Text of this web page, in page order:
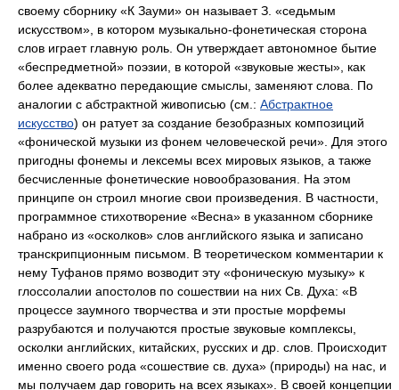
своему сборнику «К Зауми» он называет З. «седьмым
искусством», в котором музыкально-фонетическая сторона
слов играет главную роль. Он утверждает автономное бытие
«беспредметной» поэзии, в которой «звуковые жесты», как
более адекватно передающие смыслы, заменяют слова. По
аналогии с абстрактной живописью (см.: Абстрактное
искусство) он ратует за создание безобразных композиций
«фонической музыки из фонем человеческой речи». Для этого
пригодны фонемы и лексемы всех мировых языков, а также
бесчисленные фонетические новообразования. На этом
принципе он строил многие свои произведения. В частности,
программное стихотворение «Весна» в указанном сборнике
набрано из «осколков» слов английского языка и записано
транскрипционным письмом. В теоретическом комментарии к
нему Туфанов прямо возводит эту «фоническую музыку» к
глоссолалии апостолов по сошествии на них Св. Духа: «В
процессе заумного творчества и эти простые морфемы
разрубаются и получаются простые звуковые комплексы,
осколки английских, китайских, русских и др. слов. Происходит
именно своего рода «сошествие св. духа» (природы) на нас, и
мы получаем дар говорить на всех языках». В своей концепции